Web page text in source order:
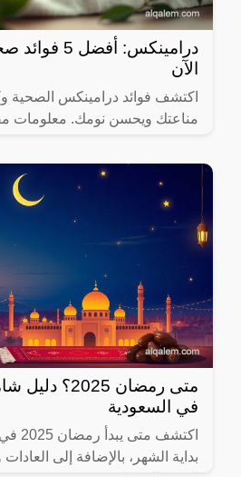
درامينكس:
الآن
اكتشف فوائد درامينكس الصحية
مناعتك ويحسن نومك. معلومات
متى رمضان
في السعودية
بداية الشهر، بالإضافة إلى العادات